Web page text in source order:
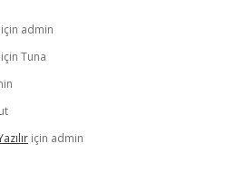
için admin
için Tuna
için admin